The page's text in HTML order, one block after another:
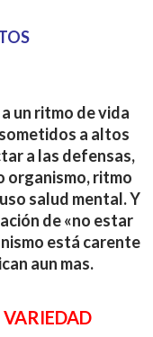
un ritmo de vida
a altos
a las defensas,
organismo, ritmo
salud mental. Y
de «no estar
está carente
aun mas.